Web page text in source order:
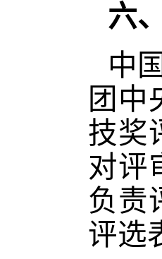
六
中
团中
技奖
对评
负责
评选